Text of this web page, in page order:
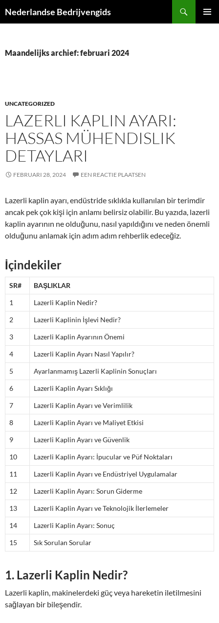
naar
Nederlandse Bedrijvengids
Maandelijks archief: februari 2024
UNCATEGORIZED
LAZERLI KAPLIN AYARI:
HASSAS MÜHENDISLIK
DETAYLARI
FEBRUARI 28, 2024 EEN REACTIE PLAATSEN
Lazerli kaplin ayarı, endüstride sıklıkla kullanılan bir terimdir
ancak pek çok kişi için anlamı belirsiz olabilir. Bu yazıda, lazerli
kaplin ayarının ne olduğunu, nasıl yapıldığını ve neden önemli
olduğunu anlamak için adım adım rehberlik edeceğiz.
İçindekiler
SR# BAŞLIKLAR
1 Lazerli Kaplin Nedir?
2 Lazerli Kaplinin İşlevi Nedir?
3 Lazerli Kaplin Ayarının Önemi
4 Lazerli Kaplin Ayarı Nasıl Yapılır?
5 Ayarlanmamış Lazerli Kaplinin Sonuçları
6 Lazerli Kaplin Ayarı Sıklığı
7 Lazerli Kaplin Ayarı ve Verimlilik
8 Lazerli Kaplin Ayarı ve Maliyet Etkisi
9 Lazerli Kaplin Ayarı ve Güvenlik
10 Lazerli Kaplin Ayarı: İpucular ve Püf Noktaları
11 Lazerli Kaplin Ayarı ve Endüstriyel Uygulamalar
12 Lazerli Kaplin Ayarı: Sorun Giderme
13 Lazerli Kaplin Ayarı ve Teknolojik İlerlemeler
14 Lazerli Kaplin Ayarı: Sonuç
15 Sık Sorulan Sorular
1. Lazerli Kaplin Nedir?
Lazerli kaplin, makinelerdeki güç veya hareketin iletilmesini
sağlayan bir bileşendir.